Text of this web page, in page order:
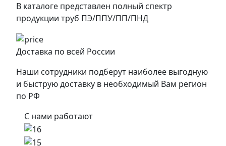
В каталоге представлен полный спектр
продукции труб ПЭ/ППУ/ПП/ПНД
Доставка по всей России
Наши сотрудники подберут наиболее выгодную
и быструю доставку в необходимый Вам регион
по РФ
С нами работают